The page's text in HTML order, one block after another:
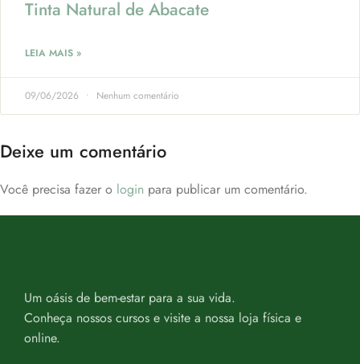
Tinta Natural de Abacate
LEIA MAIS »
09/06/2026 Nenhum comentário
Deixe um comentário
Você precisa fazer o login para publicar um comentário.
Um oásis de bem-estar para a sua vida.
Conheça nossos cursos e visite a nossa loja física e
online.